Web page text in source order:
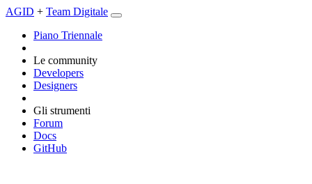
AGID + Team Digitale
Piano Triennale
Le community
Developers
Designers
Gli strumenti
Forum
Docs
GitHub